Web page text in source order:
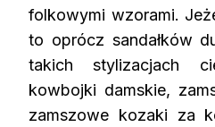
folkowymi wzorami.
to oprócz sandałków
takich stylizacjach
kowbojki damskie,
zamszowe kozaki za